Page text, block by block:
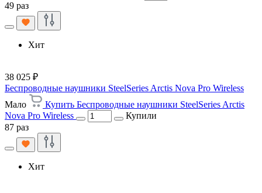
49 раз
Хит
38 025 ₽
Беспроводные наушники SteelSeries Arctis Nova Pro Wireless
Мало
Купить Беспроводные наушники SteelSeries Arctis
Nova Pro Wireless
Купили
87 раз
Хит